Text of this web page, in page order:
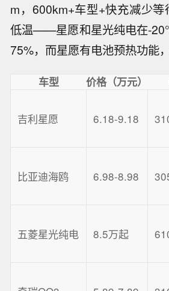
m，600km+车型+快充减少
低温——星愿和星光纯电在-
75%，而星愿有电池预热功能
车型 价格（万元）
吉利星愿 6.18-9.18
比亚迪海鸥 6.98-8.98
五菱星光纯电 8.5万起